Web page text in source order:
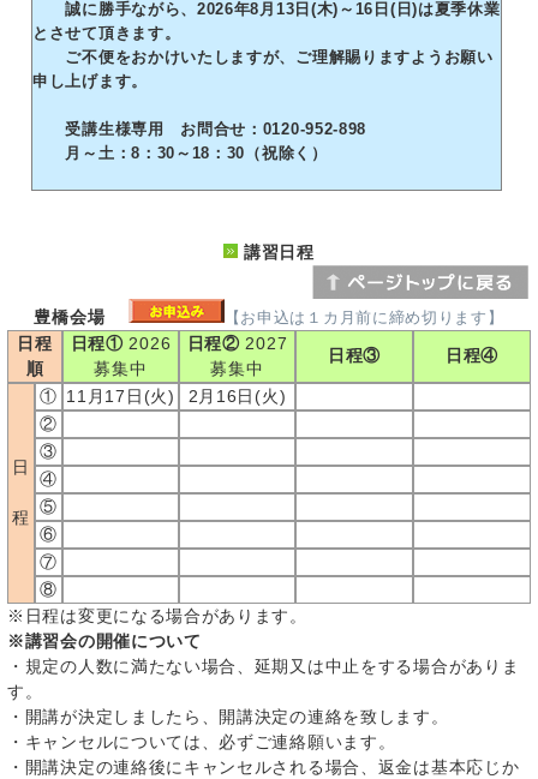
誠に勝手ながら、2026年8月13日(木)～16日(日)は夏季休業
とさせて頂きます。
ご不便をおかけいたしますが、ご理解賜りますようお願い
申し上げます。
受講生様専用 お問合せ：0120-952-898
月～土：8：30～18：30（祝除く）
講習日程
豊橋会場 【お申込は１カ月前に締め切ります】
日程
順
日程①2026
募集中
日程②2027
募集中
日程③ 日程④
日
程
① 11月17日(火)
2月16日(火)
②
③
④
⑤
⑥
⑦
⑧
※日程は変更になる場合があります。
※講習会の開催について
・規定の人数に満たない場合、延期又は中止をする場合がありま
す。
・開講が決定しましたら、開講決定の連絡を致します。
・キャンセルについては、必ずご連絡願います。
・開講決定の連絡後にキャンセルされる場合、返金は基本応じか